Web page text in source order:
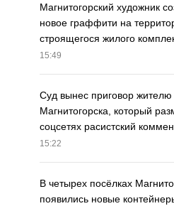
Магнитогорский художник
новое граффити на
строящегося жилого
15:49
Суд вынес приговор жителю
Магнитогорска, который
соцсетях расистский
15:22
В четырех посёлках
появились новые